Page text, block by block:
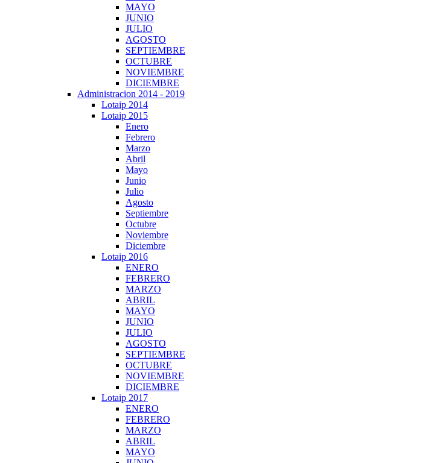
MAYO
JUNIO
JULIO
AGOSTO
SEPTIEMBRE
OCTUBRE
NOVIEMBRE
DICIEMBRE
Administracion 2014 - 2019
Lotaip 2014
Lotaip 2015
Enero
Febrero
Marzo
Abril
Mayo
Junio
Julio
Agosto
Septiembre
Octubre
Noviembre
Diciembre
Lotaip 2016
ENERO
FEBRERO
MARZO
ABRIL
MAYO
JUNIO
JULIO
AGOSTO
SEPTIEMBRE
OCTUBRE
NOVIEMBRE
DICIEMBRE
Lotaip 2017
ENERO
FEBRERO
MARZO
ABRIL
MAYO